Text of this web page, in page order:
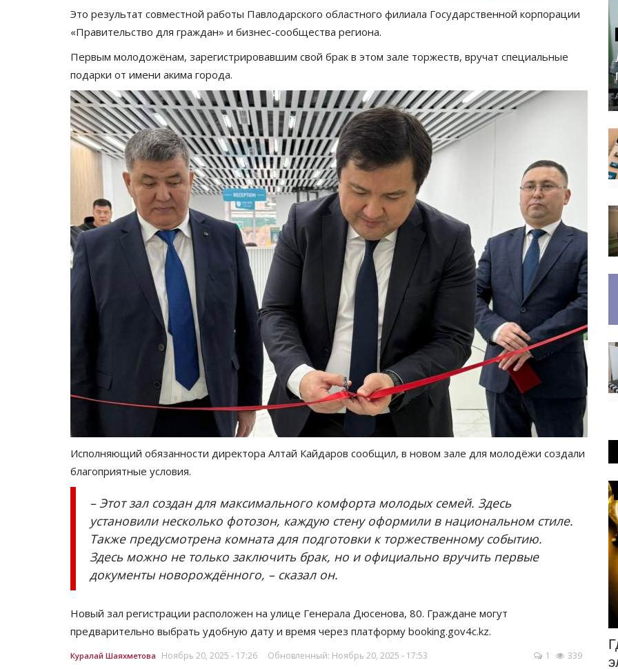
Это результат совместной работы Павлодарского областного филиала Государственной корпорации
«Правительство для граждан» и бизнес-сообщества региона.
Первым молодожёнам, зарегистрировавшим свой брак в этом зале торжеств, вручат специальные
подарки от имени акима города.
Исполняющий обязанности директора Алтай Кайдаров сообщил, в новом зале для молодёжи создали
благоприятные условия.
– Этот зал создан для максимального комфорта молодых семей. Здесь
установили несколько фотозон, каждую стену оформили в национальном стиле.
Также предусмотрена комната для подготовки к торжественному событию.
Здесь можно не только заключить брак, но и официально вручить первые
документы новорождённого, – сказал он.
Новый зал регистрации расположен на улице Генерала Дюсенова, 80. Граждане могут
предварительно выбрать удобную дату и время через платформу booking.gov4c.kz.
Куралай Шаяхметова Ноябрь 20, 2025 - 17:26 Обновленный: Ноябрь 20, 2025 - 17:53 1 339
в дуатлоне
павлодарцам к ретро-фестивалю...